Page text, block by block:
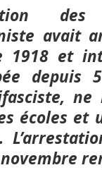
des
avait
1918 et
ne
écoles